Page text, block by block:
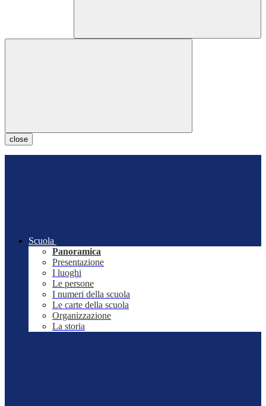
close
Scuola
Panoramica
Presentazione
I luoghi
Le persone
I numeri della scuola
Le carte della scuola
Organizzazione
La storia